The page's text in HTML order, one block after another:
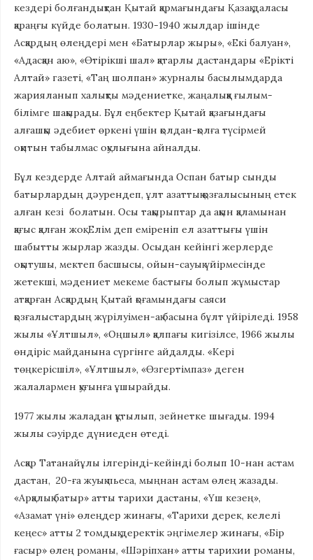
кездері болғандықтан Қытай қармағындағы Қазақ даласы
қараңғы күйде болатын. 1930-1940 жылдар ішінде
Асқардың өлеңдері мен «Батырлар жыры», «Екі балуан»,
«Адасқан аю», «Өтірікші шал» қатарлы дастандары «Ерікті
Алтай» газеті, «Таң шолпан» журналы басылымдарда
жарияланып халықты мәдениетке, жаңалыққа ғылым-
білімге шақырады. Бұл еңбектер Қытай қазағындағы
алғашқы әдебиет өркені үшін қолдан-қолға түсірмей
оқитын табылмас оқулығына айналды.
Бұл кездерде Алтай аймағында Оспан батыр сынды
батырлардың дәурендеп, ұлт азаттық қозғалысының етек
алған кезі болатын. Осы тақырыптар да ақын қаламынан
қағыс қалған жоқ. Елім деп еміреніп ел азаттығы үшін
шабытты жырлар жазды. Осыдан кейінгі жерлерде
оқытушы, мектеп басшысы, ойын-сауық үйірмесінде
жетекші, мәдениет мекеме бастығы болып жұмыстар
атқарған Асқардың Қытай қоғамындағы саяси
қозғалыстардың жүрілуімен-ақ басына бұлт үйіріледі. 1958
жылы «Ұлтшыл», «Оңшыл» қалпағы кигізілсе, 1966 жылы
өндіріс майданына сүргінге айдалды. «Кері
төңкерісшіл», «Ұлтшыл», «Өзгертімпаз» деген
жалалармен қуғынға ұшырайды.
1977 жылы жаладан құтылып, зейнетке шығады. 1994
жылы сәуірде дүниеден өтеді.
Асқар Татанайұлы ілгерінді-кейінді болып 10-нан астам
дастан, 20-ға жуық пьеса, мыңнан астам өлең жазады.
«Арқалық батыр» атты тарихи дастаны, «Үш кезең»,
«Азамат үні» өлеңдер жинағы, «Тарихи дерек, келелі
кеңес» атты 2 томдық деректік әңгімелер жинағы, «Бір
ғасыр» өлең романы, «Шәріпхан» атты тарихии романы,